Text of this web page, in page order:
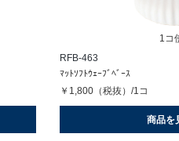
1コ
RFB-463
ﾏｯﾄｿﾌﾄｳｪｰﾌﾞﾍﾞｰｽ
￥1,800（税抜）/1コ
商品を